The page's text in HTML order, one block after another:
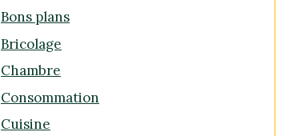
Bons plans
Bricolage
Chambre
Consommation
Cuisine